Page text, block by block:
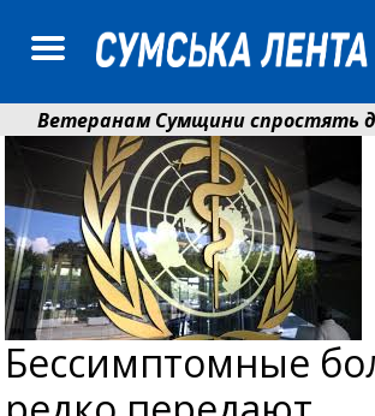
Сумщини спростять
розширює програму
Бессимптомные